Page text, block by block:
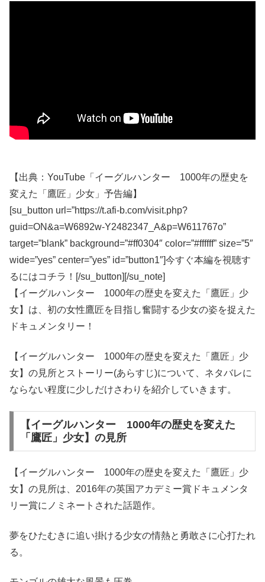
【出典：YouTube「イーグルハンター 1000年の歴史を
変えた「鷹匠」少女」予告編】
[su_button url=”https://t.afi-b.com/visit.php?
guid=ON&a=W6892w-Y2482347_A&p=W611767o”
target=”blank” background=”#ff0304″ color=”#ffffff” size=”5″
wide=”yes” center=”yes” id=”button1″]今すぐ本編を視聴す
るにはコチラ！[/su_button][/su_note]
【イーグルハンター 1000年の歴史を変えた「鷹匠」少
女】は、初の女性鷹匠を目指し奮闘する少女の姿を捉えた
ドキュメンタリー！
【イーグルハンター 1000年の歴史を変えた「鷹匠」少
女】の見所とストーリー(あらすじ)について、ネタバレに
ならない程度に少しだけさわりを紹介していきます。
【イーグルハンター 1000年の歴史を変えた
「鷹匠」少女】の見所
【イーグルハンター 1000年の歴史を変えた「鷹匠」少
女】の見所は、2016年の英国アカデミー賞ドキュメンタ
リー賞にノミネートされた話題作。
夢をひたむきに追い掛ける少女の情熱と勇敢さに心打たれ
る。